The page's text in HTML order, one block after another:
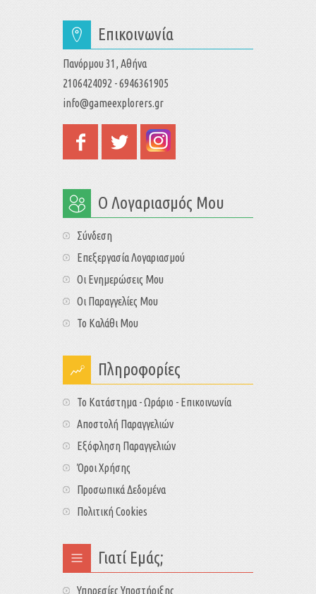
Επικοινωνία
Πανόρμου 31, Αθήνα
2106424092 - 6946361905
info@gameexplorers.gr
Ο Λογαριασμός Μου
Σύνδεση
Επεξεργασία Λογαριασμού
Οι Ενημερώσεις Μου
Οι Παραγγελίες Μου
Το Καλάθι Μου
Πληροφορίες
Το Κατάστημα - Ωράριο - Επικοινωνία
Αποστολή Παραγγελιών
Εξόφληση Παραγγελιών
Όροι Χρήσης
Προσωπικά Δεδομένα
Πολιτική Cookies
Γιατί Εμάς;
Υπηρεσίες Υποστήριξης